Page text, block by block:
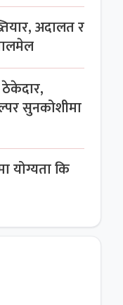
अदालत र
सुनकोशीमा
योग्यता कि